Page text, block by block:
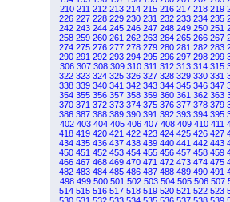
210 211 212 213 214 215 216 217 218 219
226 227 228 229 230 231 232 233 234 235
242 243 244 245 246 247 248 249 250 251
258 259 260 261 262 263 264 265 266 267
274 275 276 277 278 279 280 281 282 283
290 291 292 293 294 295 296 297 298 299
306 307 308 309 310 311 312 313 314 315
322 323 324 325 326 327 328 329 330 331
338 339 340 341 342 343 344 345 346 347
354 355 356 357 358 359 360 361 362 363
370 371 372 373 374 375 376 377 378 379
386 387 388 389 390 391 392 393 394 395
402 403 404 405 406 407 408 409 410 411
418 419 420 421 422 423 424 425 426 427
434 435 436 437 438 439 440 441 442 443
450 451 452 453 454 455 456 457 458 459
466 467 468 469 470 471 472 473 474 475
482 483 484 485 486 487 488 489 490 491
498 499 500 501 502 503 504 505 506 507
514 515 516 517 518 519 520 521 522 523